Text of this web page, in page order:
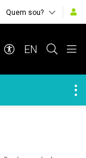
Quem sou?
EN